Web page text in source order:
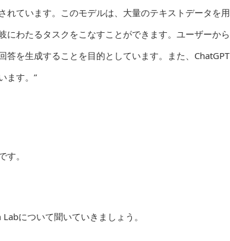
ています。このモデルは、大量のテキストデータを用
わたるタスクをこなすことができます。ユーザーから
を生成することを目的としています。また、ChatGPT
ます。”
。
について聞いていきましょう。